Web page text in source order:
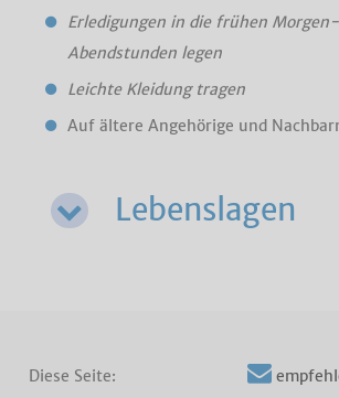
Erledigungen in die frühen
Abendstunden legen
Leichte Kleidung tragen
Auf ältere Angehörige und
Lebenslagen
Diese Seite: